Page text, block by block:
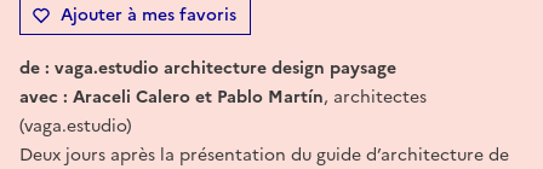
Ajouter à mes favoris
de : vaga.estudio architecture design paysage
avec : Araceli Calero et Pablo Martín, architectes
(vaga.estudio)
Deux jours après la présentation du guide d’architecture de